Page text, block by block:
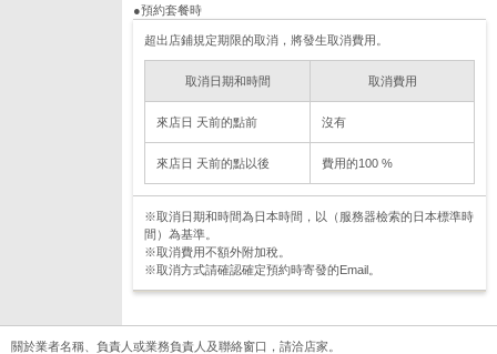
●預約套餐時
超出店鋪規定期限的取消，將發生取消費用。
取消日期和時間 取消費用
來店日 天前的點前 沒有
來店日 天前的點以後 費用的100 %
※取消日期和時間為日本時間，以（服務器檢索的日本標準時
間）為基準。
※取消費用不額外附加稅。
※取消方式請確認確定預約時寄發的Email。
關於業者名稱、負責人或業務負責人及聯絡窗口，請洽店家。